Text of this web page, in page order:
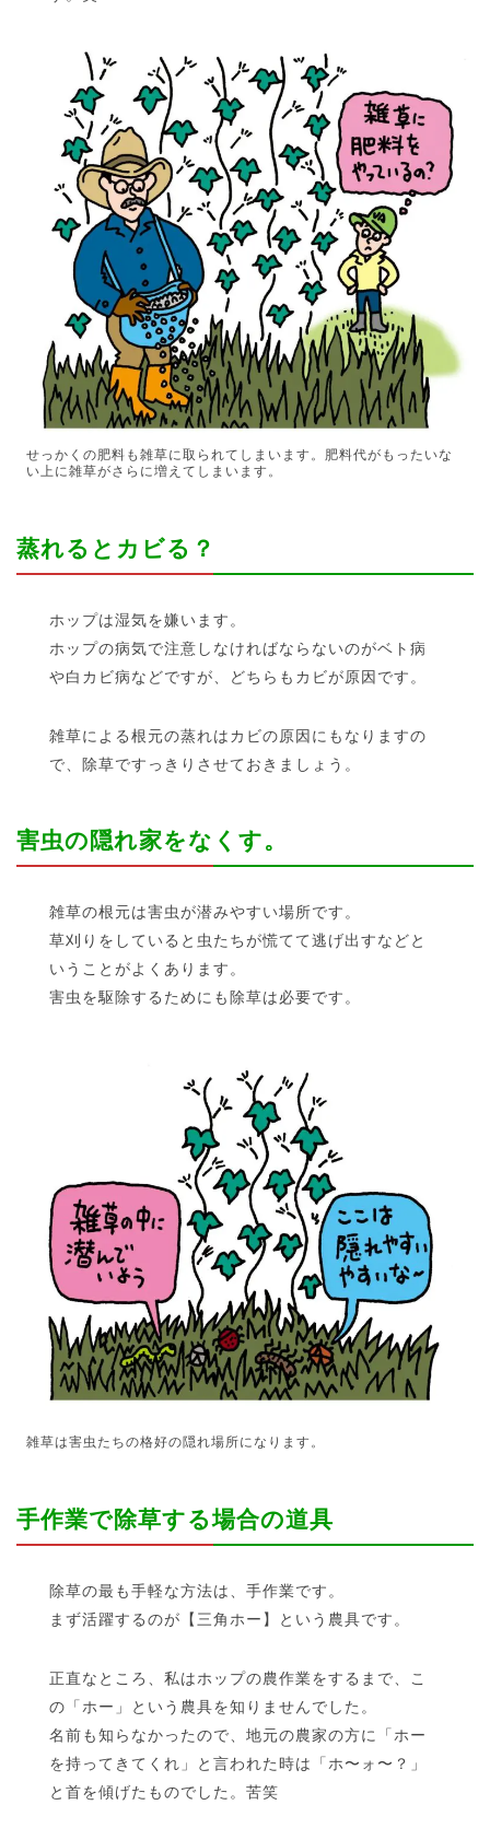
せっかくの肥料も雑草に取られてしまいます。肥料代がもったいな
い上に雑草がさらに増えてしまいます。
蒸れるとカビる？
ホップは湿気を嫌います。
ホップの病気で注意しなければならないのがベト病
や白カビ病などですが、どちらもカビが原因です。
雑草による根元の蒸れはカビの原因にもなりますの
で、除草ですっきりさせておきましょう。
害虫の隠れ家をなくす。
雑草の根元は害虫が潜みやすい場所です。
草刈りをしていると虫たちが慌てて逃げ出すなどと
いうことがよくあります。
害虫を駆除するためにも除草は必要です。
雑草は害虫たちの格好の隠れ場所になります。
手作業で除草する場合の道具
除草の最も手軽な方法は、手作業です。
まず活躍するのが【三角ホー】という農具です。
正直なところ、私はホップの農作業をするまで、こ
の「ホー」という農具を知りませんでした。
名前も知らなかったので、地元の農家の方に「ホー
を持ってきてくれ」と言われた時は「ホ〜ォ〜？」
と首を傾げたものでした。苦笑